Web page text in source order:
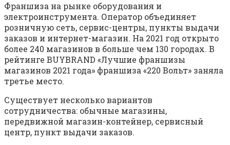
Франшиза на рынке оборудования и
электроинструмента. Оператор объединяет
розничную сеть, сервис-центры, пункты выдачи
заказов и интернет-магазин. На 2021 год открыто
более 240 магазинов в больше чем 130 городах. В
рейтинге BUYBRAND «Лучшие франшизы
магазинов 2021 года» франшиза «220 Вольт» заняла
третье место.
Существует несколько вариантов
сотрудничества: обычные магазины,
передвижной магазин-контейнер, сервисный
центр, пункт выдачи заказов.